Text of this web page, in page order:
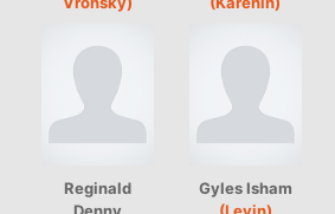
Reginald
Denny
Gyles Isham
(Levin)